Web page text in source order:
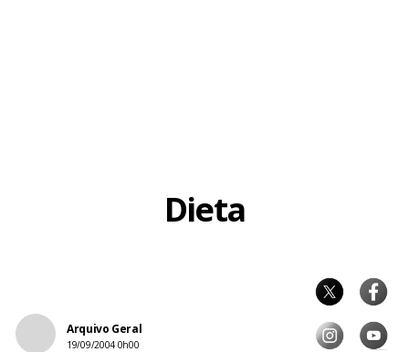
Dieta
Arquivo Geral
19/09/2004 0h00